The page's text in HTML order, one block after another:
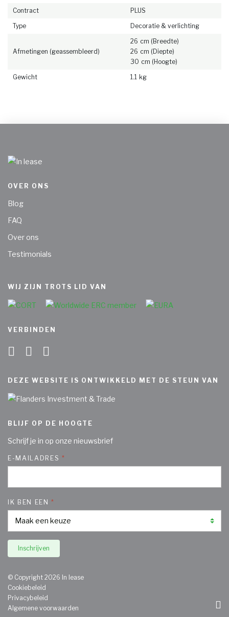
Contract
PLUS
Type
Decoratie & verlichting
Afmetingen (geassembleerd)
26 cm (Breedte)
26 cm (Diepte)
30 cm (Hoogte)
Gewicht
1.1 kg
OVER ONS
Blog
FAQ
Over ons
Testimonials
WIJ ZIJN TROTS LID VAN
VERBINDEN
DEZE WEBSITE IS ONTWIKKELD MET DE STEUN VAN
BLIJF OP DE HOOGTE
Schrijf je in op onze nieuwsbrief
E-MAILADRES
IK BEN EEN
Inschrijven
© Copyright 2026 In lease
Cookiebeleid
Privacybeleid
Algemene voorwaarden